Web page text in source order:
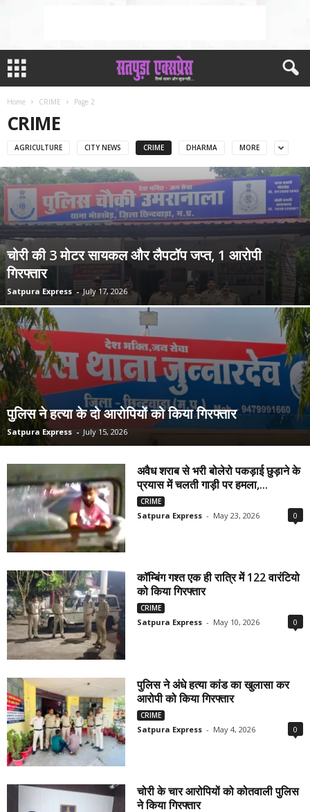
Home CRIME Page 2
CRIME
AGRICULTURE CITY NEWS CRIME DHARMA MORE
चोरी की 3 मोटर सायकल और लैपटॉप जप्त, 1 आरोपी
गिरफ्तार
Satpura Express - July 17, 2026
पुलिस ने हत्या के दो आरोपियों को किया गिरफ्तार
Satpura Express - July 15, 2026
अवैध शराब से भरी बोलेरो पकड़ाई छुड़ाने के
प्रयास में चलती गाड़ी पर हमला,...
CRIME
Satpura Express - May 23, 2026 0
कॉम्बिंग गश्त एक ही रात्रि में 122 वारंटियो
को किया गिरफ्तार
CRIME
Satpura Express - May 10, 2026 0
पुलिस ने अंधे हत्या कांड का खुलासा कर
आरोपी को किया गिरफ्तार
CRIME
Satpura Express - May 4, 2026 0
चोरी के चार आरोपियों को कोतवाली पुलिस
ने किया गिरफ्तार